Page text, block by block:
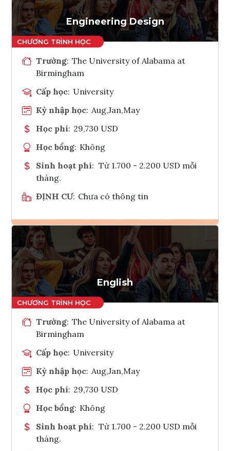
Tham vấn Interlink
Engineering Design
Trường: The University of Alabama at
Birmingham
Cấp học: University
Kỳ nhập học: Aug,Jan,May
Học phí: 29,730 USD
Học bổng: Không
Sinh hoạt phí: Từ 1.700 - 2.200 USD mỗi
tháng.
ĐỊNH CƯ: Chưa có thông tin
Ghi danh
Tham vấn Interlink
English
Trường: The University of Alabama at
Birmingham
Cấp học: University
Kỳ nhập học: Aug,Jan,May
Học phí: 29,730 USD
Học bổng: Không
Sinh hoạt phí: Từ 1.700 - 2.200 USD mỗi
tháng.